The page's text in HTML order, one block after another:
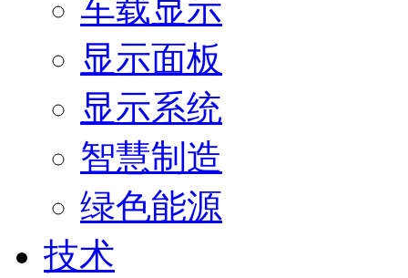
车载显示
显示面板
显示系统
智慧制造
绿色能源
技术